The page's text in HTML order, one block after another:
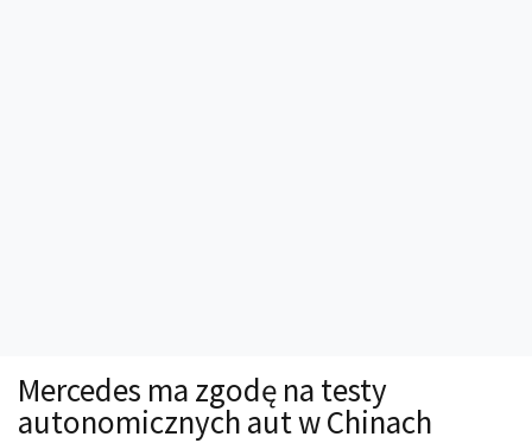
Technika jazdy
Oświetlenie
Mercedes ma zgodę na testy
autonomicznych aut w Chinach